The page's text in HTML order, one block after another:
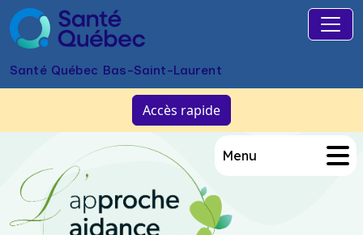
Skip to main content
Santé Québec Bas-Saint-Laurent
Accès rapide
Menu